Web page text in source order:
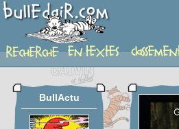
album
BullActu